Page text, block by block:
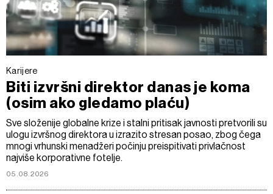
Karijere
Biti izvršni direktor danas je koma
(osim ako gledamo plaću)
Sve složenije globalne krize i stalni pritisak javnosti pretvorili su
ulogu izvršnog direktora u izrazito stresan posao, zbog čega
mnogi vrhunski menadžeri počinju preispitivati privlačnost
najviše korporativne fotelje.
05.08.2026